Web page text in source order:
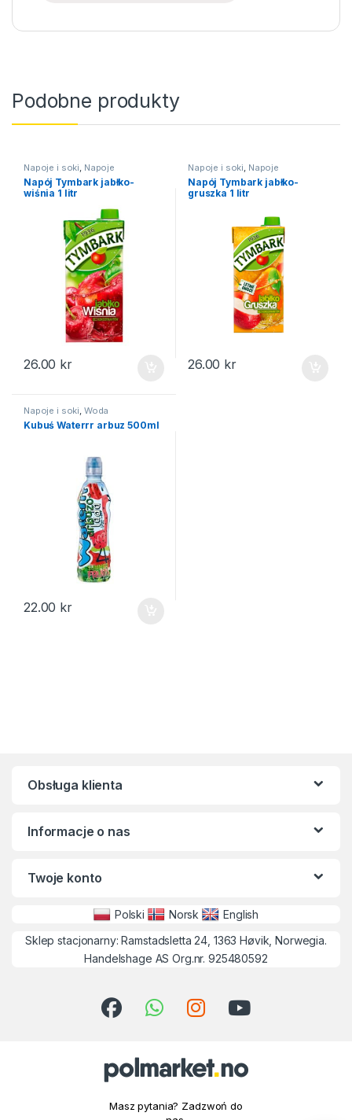
Podobne produkty
Napoje i soki, Napoje
Napój Tymbark jabłko-
wiśnia 1 litr
26.00 kr
Napoje i soki, Napoje
Napój Tymbark jabłko-
gruszka 1 litr
26.00 kr
Napoje i soki, Woda
Kubuś Waterrr arbuz 500ml
22.00 kr
Obsługa klienta
Informacje o nas
Twoje konto
Polski Norsk
English
Sklep stacjonarny: Ramstadsletta 24, 1363 Høvik, Norwegia.
Handelshage AS Org.nr. 925480592
Masz pytania? Zadzwoń do